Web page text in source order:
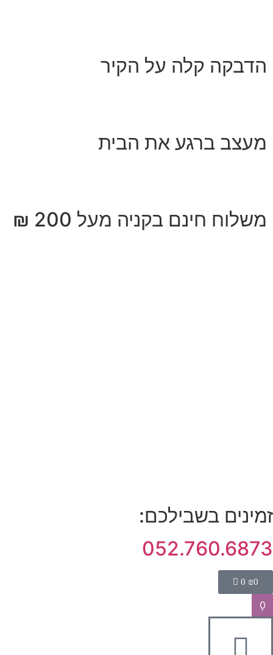
הדבקה קלה על הקיר
מעצב ברגע את הבית
משלוח חינם בקניה מעל 200 ₪
זמינים בשבילכם:
052.760.6873
₪0
0
0